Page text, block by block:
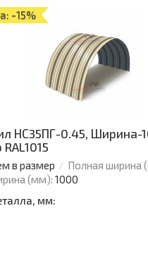
-15%
НС35ПГ-0.45, Ширина-
в размер Полная ширина
(мм): 1000
мм: